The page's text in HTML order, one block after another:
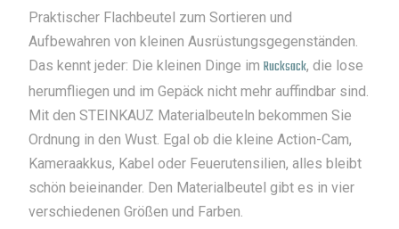
Praktischer Flachbeutel zum Sortieren und
Aufbewahren von kleinen Ausrüstungsgegenständen.
Das kennt jeder: Die kleinen Dinge imRucksack, die lose
herumfliegen und im Gepäck nicht mehr auffindbar sind.
Mit den STEINKAUZ Materialbeuteln bekommen Sie
Ordnung in den Wust. Egal ob die kleine Action-Cam,
Kameraakkus, Kabel oder Feuerutensilien, alles bleibt
schön beieinander. Den Materialbeutel gibt es in vier
verschiedenen Größen und Farben.